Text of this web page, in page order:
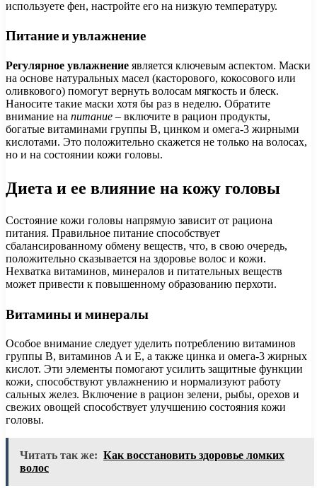
используете фен, настройте его на низкую температуру.
Питание и увлажнение
Регулярное увлажнение является ключевым аспектом. Маски
на основе натуральных масел (касторового, кокосового или
оливкового) помогут вернуть волосам мягкость и блеск.
Наносите такие маски хотя бы раз в неделю. Обратите
внимание на питание – включите в рацион продукты,
богатые витаминами группы B, цинком и омега-3 жирными
кислотами. Это положительно скажется не только на волосах,
но и на состоянии кожи головы.
Диета и ее влияние на кожу головы
Состояние кожи головы напрямую зависит от рациона
питания. Правильное питание способствует
сбалансированному обмену веществ, что, в свою очередь,
положительно сказывается на здоровье волос и кожи.
Нехватка витаминов, минералов и питательных веществ
может привести к повышенному образованию перхоти.
Витамины и минералы
Особое внимание следует уделить потреблению витаминов
группы B, витаминов A и E, а также цинка и омега-3 жирных
кислот. Эти элементы помогают усилить защитные функции
кожи, способствуют увлажнению и нормализуют работу
сальных желез. Включение в рацион зелени, рыбы, орехов и
свежих овощей способствует улучшению состояния кожи
головы.
Читать так же: Как восстановить здоровье ломких
волос